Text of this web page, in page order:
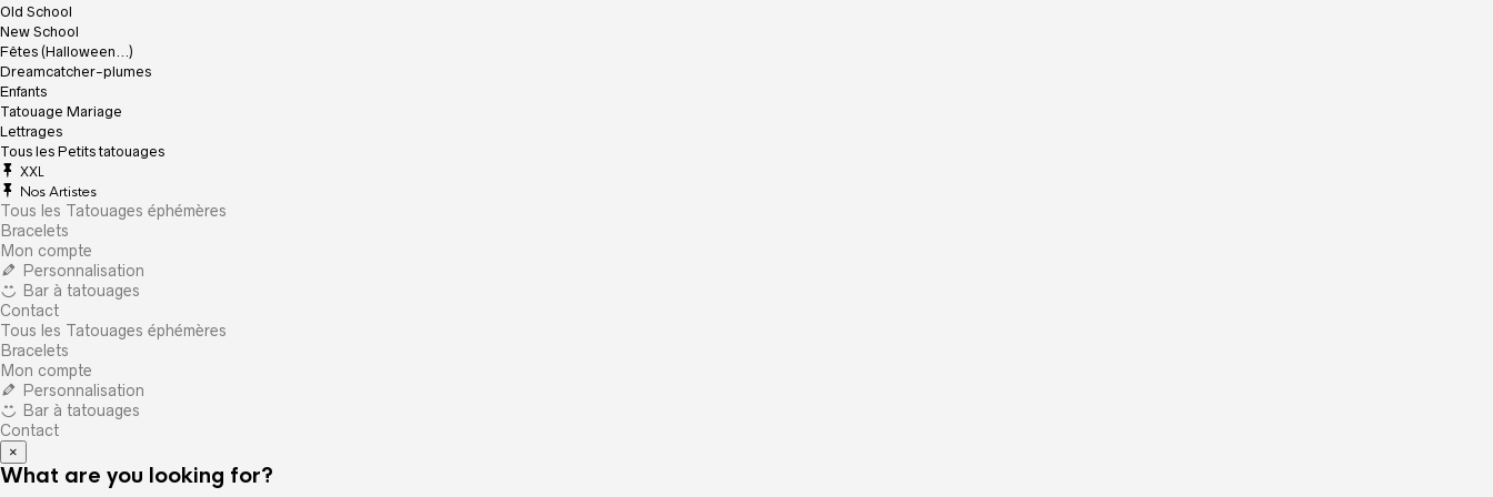
Old School
New School
Fêtes (Halloween…)
Dreamcatcher-plumes
Enfants
Tatouage Mariage
Lettrages
Tous les Petits tatouages
XXL
Nos Artistes
Tous les Tatouages éphémères
Bracelets
Mon compte
Personnalisation
Bar à tatouages
Contact
Tous les Tatouages éphémères
Bracelets
Mon compte
Personnalisation
Bar à tatouages
Contact
×
What are you looking for?